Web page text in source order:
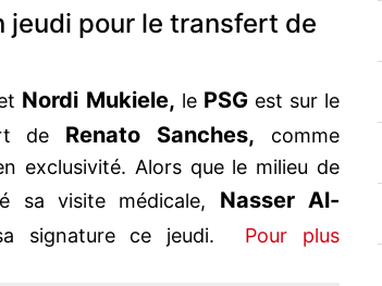
jeudi pour le transfert de
Nordi Mukiele, le PSGest sur le
de Renato Sanches, comme
exclusivité. Alors que le milieu de
sa visite médicale, Nasser Al-
signature ce jeudi. Pour plus